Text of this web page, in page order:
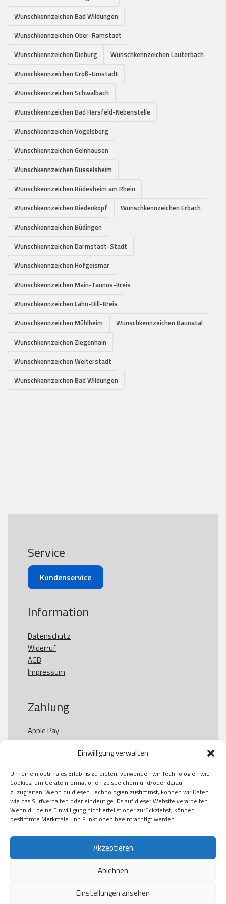
Einwilligung verwalten
Um dir ein optimales Erlebnis zu bieten, verwenden wir Technologien wie
Cookies, um Geräteinformationen zu speichern und/oder darauf
zuzugreifen. Wenn du diesen Technologien zustimmst, können wir Daten
wie das Surfverhalten oder eindeutige IDs auf dieser Website verarbeiten.
Wenn du deine Einwilligung nicht erteilst oder zurückziehst, können
bestimmte Merkmale und Funktionen beeinträchtigt werden.
Akzeptieren
Ablehnen
Einstellungen ansehen
Wunschkennzeichen Bad Wildungen
Wunschkennzeichen Ober-Ramstadt
Wunschkennzeichen Dieburg
Wunschkennzeichen Lauterbach
Wunschkennzeichen Groß-Umstadt
Wunschkennzeichen Schwalbach
Wunschkennzeichen Bad Hersfeld-Nebenstelle
Wunschkennzeichen Vogelsberg
Wunschkennzeichen Gelnhausen
Wunschkennzeichen Rüsselsheim
Wunschkennzeichen Rüdesheim am Rhein
Wunschkennzeichen Biedenkopf
Wunschkennzeichen Erbach
Wunschkennzeichen Büdingen
Wunschkennzeichen Darmstadt-Stadt
Wunschkennzeichen Hofgeismar
Wunschkennzeichen Main-Taunus-Kreis
Wunschkennzeichen Lahn-Dill-Kreis
Wunschkennzeichen Mühlheim
Wunschkennzeichen Baunatal
Wunschkennzeichen Ziegenhain
Wunschkennzeichen Weiterstadt
Wunschkennzeichen Bad Wildungen
Service
Kundenservice
Information
Datenschutz
Widerruf
AGB
Impressum
Zahlung
Apple Pay
Paypal
Kauf auf Rechung
Klarna
American Express